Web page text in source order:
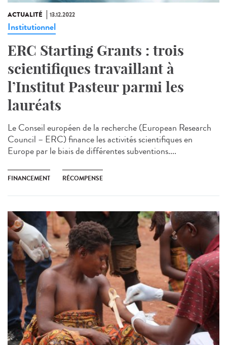
ACTUALITÉ 13.12.2022
Institutionnel
ERC Starting Grants : trois
scientifiques travaillant à
l’Institut Pasteur parmi les
lauréats
Le Conseil européen de la recherche (European Research
Council – ERC) finance les activités scientifiques en
Europe par le biais de différentes subventions....
FINANCEMENT RÉCOMPENSE